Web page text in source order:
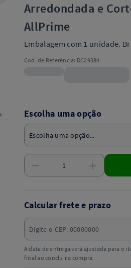
Arredondada e
AllPrime
Embalagem com 1 unidade.
Cod. de Referência: DC29384
Escolha uma opção
Calcular frete e prazo
A data de entrega será ajustada para o
final ao concluir a compra.